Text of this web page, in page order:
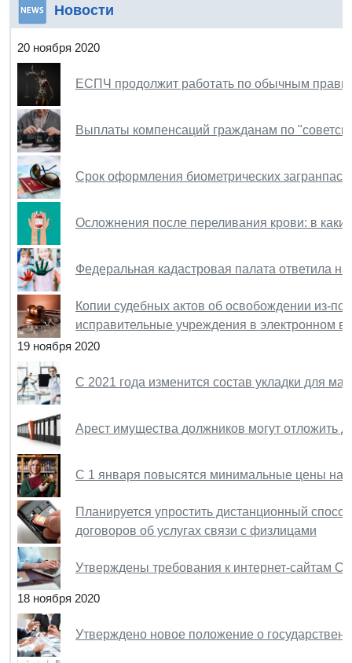
Новости
20 ноября 2020
ЕСПЧ продолжит работать по обычным
Выплаты компенсаций гражданам по
Срок оформления биометрических
Осложнения после переливания крови: в
Федеральная кадастровая палата ответила
Копии судебных актов об освобождении из-
исправительные учреждения в электронном
19 ноября 2020
С 2021 года изменится состав укладки для
Арест имущества должников могут отложить
С 1 января повысятся минимальные цены на
Планируется упростить дистанционный
договоров об услугах связи с физлицами
Утверждены требования к интернет-сайтам
18 ноября 2020
Утверждено новое положение о